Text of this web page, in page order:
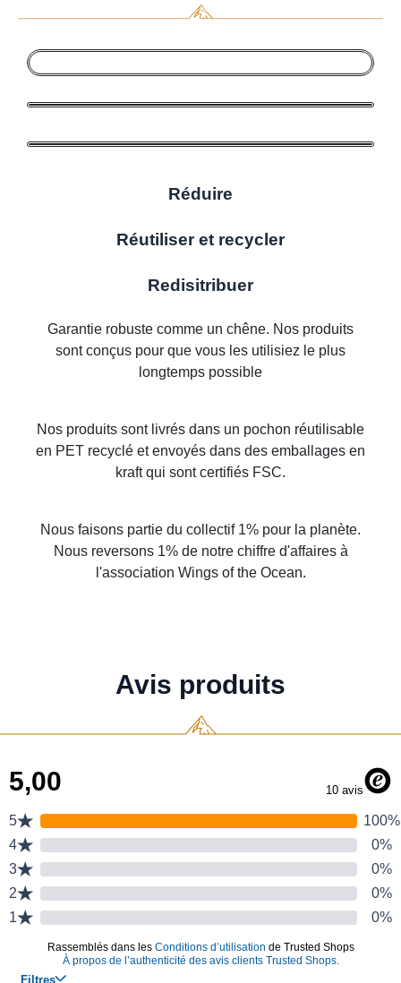
Réduire
Réutiliser et recycler
Redisitribuer
Garantie robuste comme un chêne. Nos produits
sont conçus pour que vous les utilisiez le plus
longtemps possible
Nos produits sont livrés dans un pochon réutilisable
en PET recyclé et envoyés dans des emballages en
kraft qui sont certifiés FSC.
Nous faisons partie du collectif 1% pour la planète.
Nous reversons 1% de notre chiffre d'affaires à
l'association Wings of the Ocean.
Avis produits